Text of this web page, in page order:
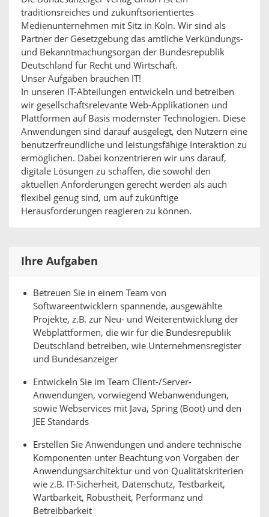
traditionsreiches und zukunftsorientiertes
Medienunternehmen mit Sitz in Köln. Wir sind als
Partner der Gesetzgebung das amtliche Verkündungs-
und Bekanntmachungsorgan der Bundesrepublik
Deutschland für Recht und Wirtschaft.
Unser Aufgaben brauchen IT!
In unseren IT-Abteilungen entwickeln und betreiben
wir gesellschaftsrelevante Web-Applikationen und
Plattformen auf Basis modernster Technologien. Diese
Anwendungen sind darauf ausgelegt, den Nutzern eine
benutzerfreundliche und leistungsfähige Interaktion zu
ermöglichen. Dabei konzentrieren wir uns darauf,
digitale Lösungen zu schaffen, die sowohl den
aktuellen Anforderungen gerecht werden als auch
flexibel genug sind, um auf zukünftige
Herausforderungen reagieren zu können.
Ihre Aufgaben
Betreuen Sie in einem Team von
Softwareentwicklern spannende, ausgewählte
Projekte, z.B. zur Neu- und Weiterentwicklung der
Webplattformen, die wir für die Bundesrepublik
Deutschland betreiben, wie Unternehmensregister
und Bundesanzeiger
Entwickeln Sie im Team Client-/Server-
Anwendungen, vorwiegend Webanwendungen,
sowie Webservices mit Java, Spring (Boot) und den
JEE Standards
Erstellen Sie Anwendungen und andere technische
Komponenten unter Beachtung von Vorgaben der
Anwendungsarchitektur und von Qualitätskriterien
wie z.B. IT-Sicherheit, Datenschutz, Testbarkeit,
Wartbarkeit, Robustheit, Performanz und
Betreibbarkeit